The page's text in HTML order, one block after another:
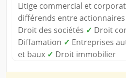
Litige commercial et
différends entre actionnaires
Droit des sociétés ✓ Droit
Diffamation ✓ Entreprises
et baux ✓ Droit immobilier